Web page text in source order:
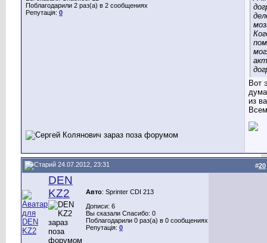
Поблагодарили 2 раз(а) в 2 сообщениях
Репутація: 0
Вот
из
24.07.2012, 23:31 #20
DEN
KZ2
Авто: Sprinter CDI 213
Дописи: 6
Вы сказали Спасибо: 0
Поблагодарили 0 раз(а) в 0 сообщениях
Репутація: 0